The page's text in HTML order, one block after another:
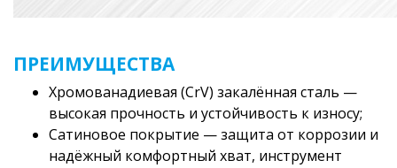
ПРЕИМУЩЕСТВА
Хромованадиевая (CrV) закалённая сталь —
высокая прочность и устойчивость к износу;
Сатиновое покрытие — защита от коррозии и
надёжный комфортный хват, инструмент